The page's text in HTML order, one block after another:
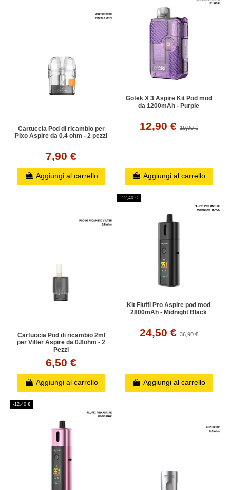
Cartuccia Pod di ricambio per
Pixo Aspire da 0.4 ohm - 2 pezzi
7,90 €
Aggiungi al carrello
Gotek X 3 Aspire Kit Pod mod
da 1200mAh - Purple
12,90 € 19,90 €
Aggiungi al carrello
Cartuccia Pod di ricambio 2ml
per Vilter Aspire da 0.8ohm - 2
Pezzi
6,50 €
Aggiungi al carrello
-12,40 €
Kit Fluffi Pro Aspire pod mod
2800mAh - Midnight Black
24,50 € 36,90 €
Aggiungi al carrello
-12,40 €